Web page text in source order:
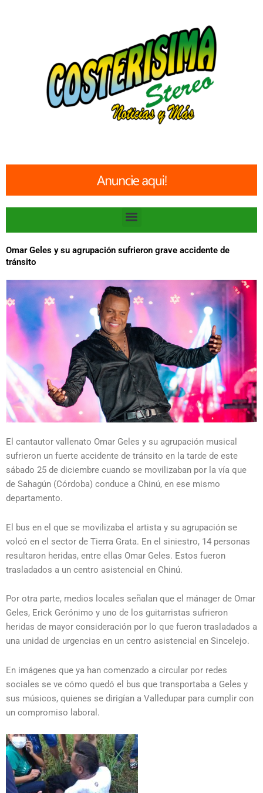
Menu
Omar Geles y su agrupación sufrieron grave accidente de
tránsito
El cantautor vallenato Omar Geles y su agrupación musical
sufrieron un fuerte accidente de tránsito en la tarde de este
sábado 25 de diciembre cuando se movilizaban por la vía que
de Sahagún (Córdoba) conduce a Chinú, en ese mismo
departamento.
El bus en el que se movilizaba el artista y su agrupación se
volcó en el sector de Tierra Grata. En el siniestro, 14 personas
resultaron heridas, entre ellas Omar Geles. Estos fueron
trasladados a un centro asistencial en Chinú.
Por otra parte, medios locales señalan que el mánager de Omar
Geles, Erick Gerónimo y uno de los guitarristas sufrieron
heridas de mayor consideración por lo que fueron trasladados a
una unidad de urgencias en un centro asistencial en Sincelejo.
En imágenes que ya han comenzado a circular por redes
sociales se ve cómo quedó el bus que transportaba a Geles y
sus músicos, quienes se dirigían a Valledupar para cumplir con
un compromiso laboral.